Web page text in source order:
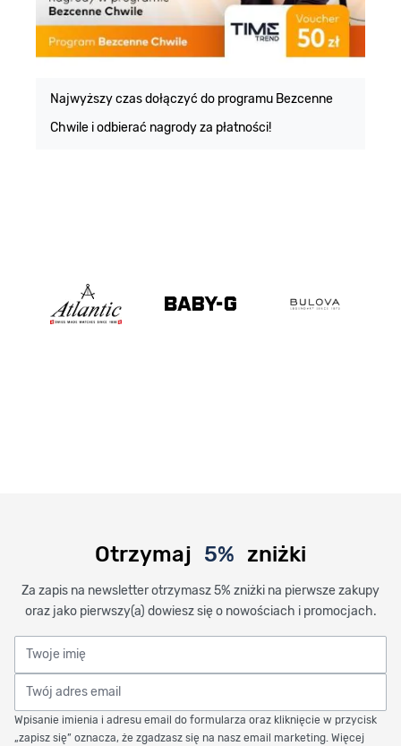
Najwyższy czas dołączyć do programu Bezcenne
Chwile i odbierać nagrody za płatności!
Otrzymaj 5% zniżki
Za zapis na newsletter otrzymasz 5% zniżki na pierwsze zakupy
oraz jako pierwszy(a) dowiesz się o nowościach i promocjach.
Twoje imię
Twój adres email
Wpisanie imienia i adresu email do formularza oraz kliknięcie w przycisk
„zapisz się” oznacza, że zgadzasz się na nasz email marketing. Więcej